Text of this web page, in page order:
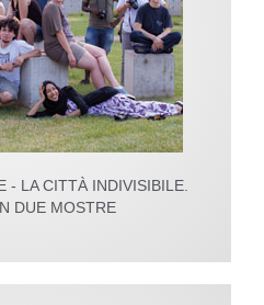
- LA CITTÀ INDIVISIBILE.
DUE MOSTRE